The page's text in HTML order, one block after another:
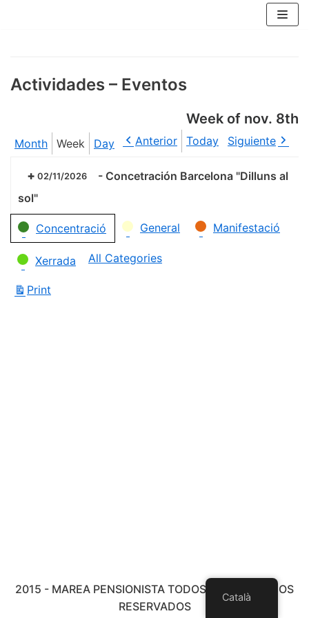
Actividades – Eventos
Week of nov. 8th
Month Week Day Anterior Today Siguiente
02/11/2026 - Concetración Barcelona "Dilluns al
sol"
Categories
Concentració General Manifestació
Xerrada All Categories
Print
2015 - MAREA PENSIONISTA TODOS LOS DERECHOS
RESERVADOS
Català